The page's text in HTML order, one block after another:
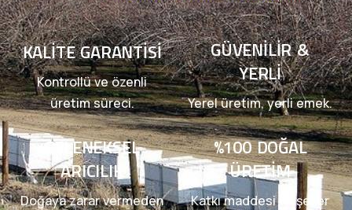
%100 DOĞAL
ÜRETIM
Katkı maddesi ve şeker
GELENEKSEL
ARICILIK
Doğaya zarar vermeden
GÜVENILIR &
YERLI
Yerel üretim, yerli emek.
KALITE GARANTISI
Kontrollü ve özenli
üretim süreci.